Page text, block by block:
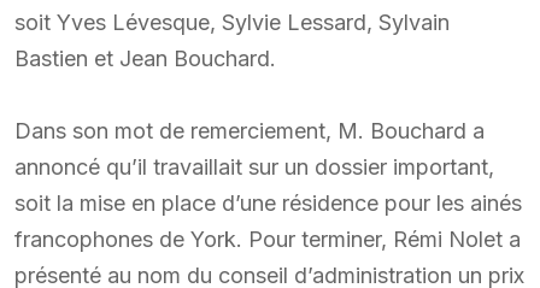
soit Yves Lévesque, Sylvie Lessard, Sylvain
Bastien et Jean Bouchard.
Dans son mot de remerciement, M. Bouchard a
annoncé qu’il travaillait sur un dossier important,
soit la mise en place d’une résidence pour les ainés
francophones de York. Pour terminer, Rémi Nolet a
présenté au nom du conseil d’administration un prix